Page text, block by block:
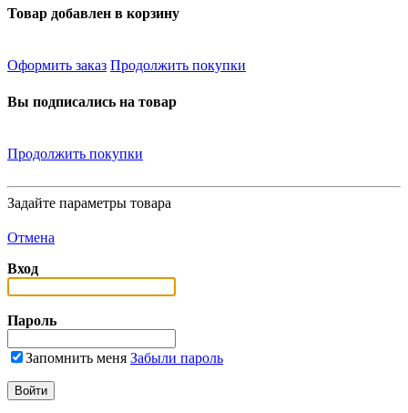
Товар добавлен в корзину
Оформить заказ Продолжить покупки
Вы подписались на товар
Продолжить покупки
Задайте параметры товара
Отмена
Вход
Пароль
Запомнить меня Забыли пароль